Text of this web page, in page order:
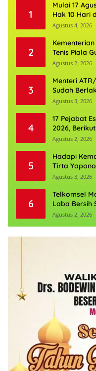
1
Mulai 17
Hak 10 Hari
Agustus 4, 2026
2
Tenis Piala
Agustus 2, 2026
3
Menteri
Sudah
Agustus 3, 2026
4
17 Pejabat
2026,
Agustus 2, 2026
5
Hadapi
Tirta
Agustus 3, 2026
6
Telkomsel
Laba Bersih
Triliun
Agustus 2, 2026